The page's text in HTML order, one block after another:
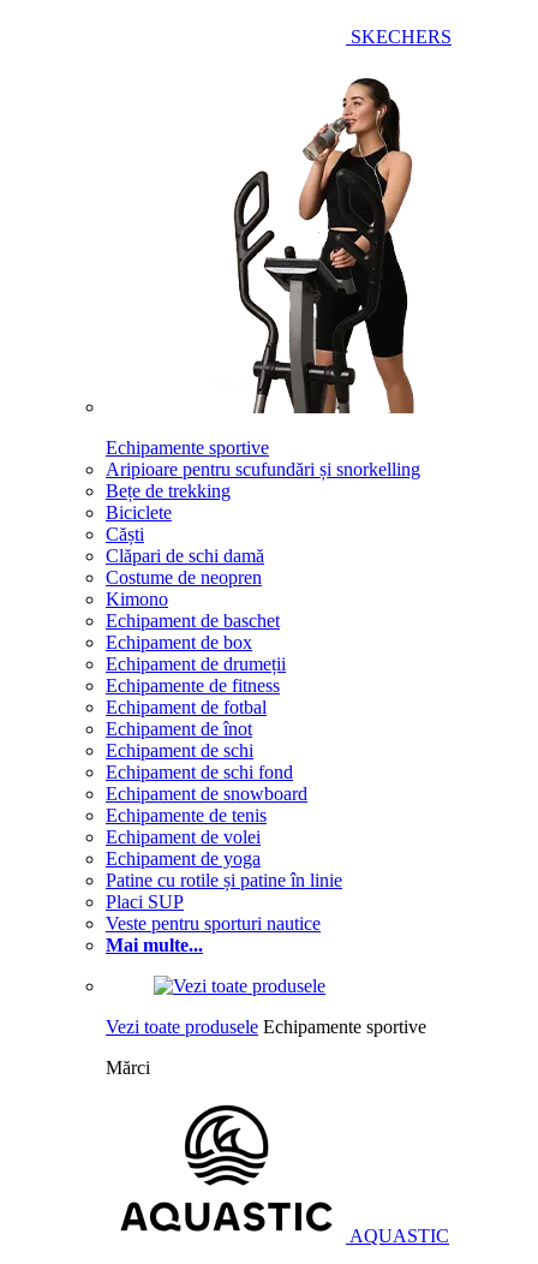
SKECHERS
Echipamente sportive
Aripioare pentru scufundări și snorkelling
Bețe de trekking
Biciclete
Căști
Clăpari de schi damă
Costume de neopren
Kimono
Echipament de baschet
Echipament de box
Echipament de drumeții
Echipamente de fitness
Echipament de fotbal
Echipament de înot
Echipament de schi
Echipament de schi fond
Echipament de snowboard
Echipamente de tenis
Echipament de volei
Echipament de yoga
Patine cu rotile și patine în linie
Placi SUP
Veste pentru sporturi nautice
Mai multe...
Vezi toate produsele Echipamente sportive
Mărci
AQUASTIC